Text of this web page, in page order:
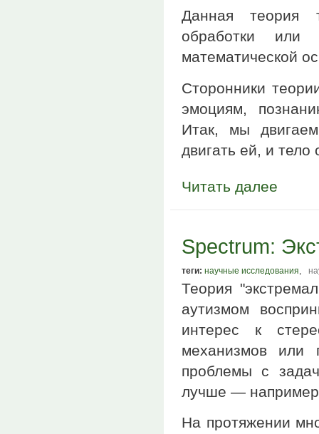
Данная теория
обработки
математической
Сторонники
эмоциям,
Итак, мы
двигать ей, и
Читать далее
Spectrum:
теги: научные исследования
Теория
аутизмом
интерес к
механизмов или
проблемы с
лучше —
На протяжении